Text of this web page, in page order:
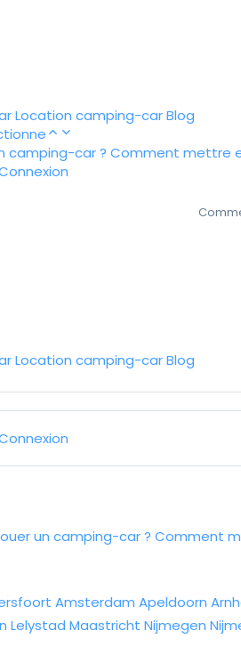
Location camping-carBlog
camping-car ? Comment mettre
Location camping-carBlog
un camping-car ? Comment
Amsterdam Apeldoorn
Lelystad Maastricht Nijmegen